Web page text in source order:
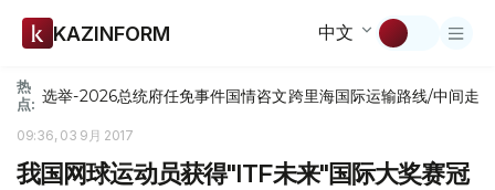
KAZINFORM 中文
热
点: 选举-2026总统府任免事件国情咨文跨里海国际运输路线/中间走廊
09:36, 03 9月 2017
我国网球运动员获得"ITF未来"国际大奖赛冠